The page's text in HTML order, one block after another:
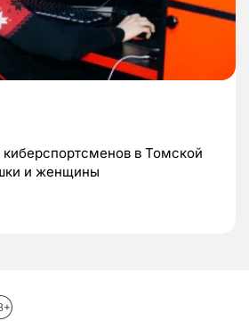
в Томской
и женщины